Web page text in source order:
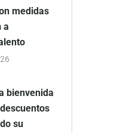
medidas
a
bienvenida
su